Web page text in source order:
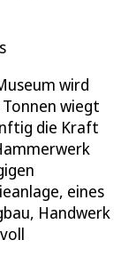
wird
wiegt
die Kraft
eines
Handwerk